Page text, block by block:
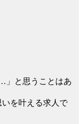
」と思うことはあ
を叶える求人で